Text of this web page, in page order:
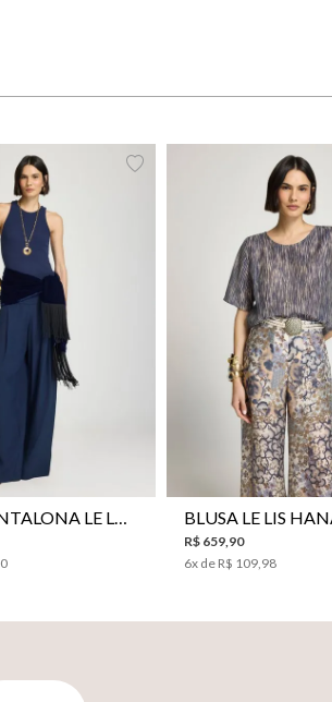
CALÇA PANTALONA LE LIS SAKURA II FEMININA
R$ 659,90
6x de R$ 109,98